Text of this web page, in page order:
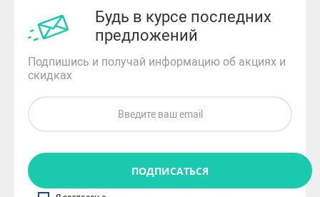
Будь в курсе последних
предложений
Подпишись и получай информацию об акциях и
скидках
ПОДПИСАТЬСЯ